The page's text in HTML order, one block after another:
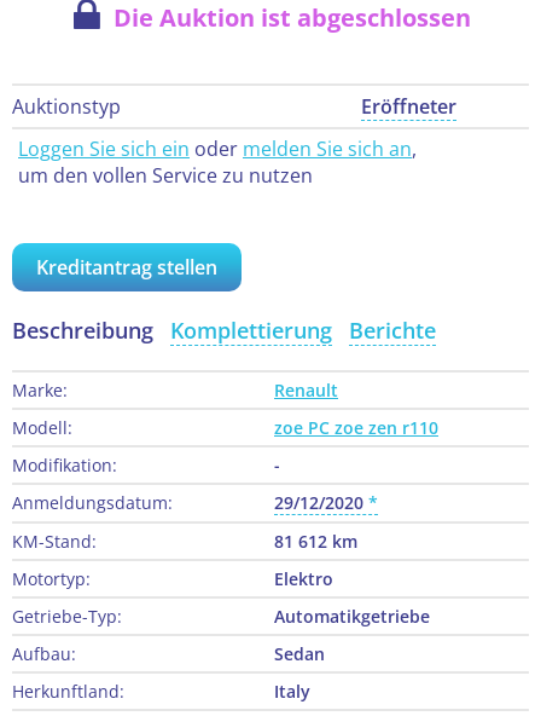
Die Auktion ist abgeschlossen
Auktionstyp
Eröffneter
Loggen Sie sich ein oder melden Sie sich an,
um den vollen Service zu nutzen
Kreditantrag stellen
Beschreibung Komplettierung Berichte
Marke:
Renault
Modell:
zoe PC zoe zen r110
Modifikation:
-
Anmeldungsdatum:
29/12/2020
KM-Stand:
81 612 km
Motortyp:
Elektro
Getriebe-Typ:
Automatikgetriebe
Aufbau:
Sedan
Herkunftland:
Italy